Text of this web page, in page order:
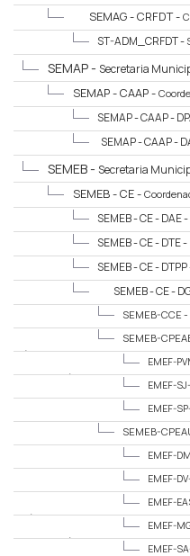
SEMAG - CRFDT -
Desenvolvimento Territorial
ST-ADM_CRFDT -
Regularização Fundiária e
SEMAP - Secretaria
Pesca
SEMAP - CAAP -
Pesca
SEMAP - CAAP -
Extensão Rural
SEMAP - CAAP -
SEMEB - Secretaria
SEMEB - CE -
SEMEB - CE - DAE -
SEMEB - CE - DTE -
SEMEB - CE - DTPP
SEMEB - CE -
SEMEB-CCE -
SEMEB-
EMEF-
EMEF-
EMEF-
SEMEB-
EMEF-
EMEF-
EMEF-
EMEF-
EMEF-